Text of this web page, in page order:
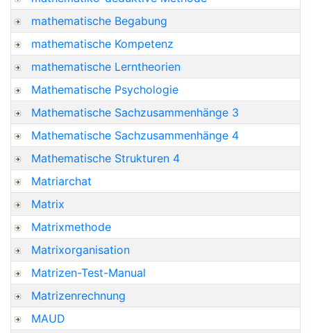
mathematische Begabung
mathematische Kompetenz
mathematische Lerntheorien
Mathematische Psychologie
Mathematische Sachzusammenhänge 3
Mathematische Sachzusammenhänge 4
Mathematische Strukturen 4
Matriarchat
Matrix
Matrixmethode
Matrixorganisation
Matrizen-Test-Manual
Matrizenrechnung
MAUD